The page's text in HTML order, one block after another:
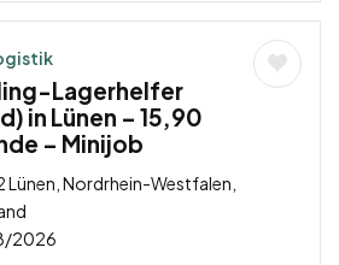
Lagerhelfer
in Lünen – 15,90
– Minijob
Lünen, Nordrhein-Westfalen,
2026